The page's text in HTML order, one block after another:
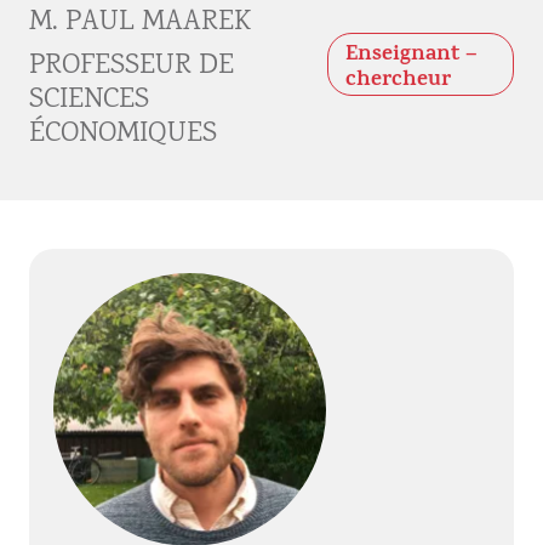
M. PAUL MAAREK
PROFESSEUR DE
SCIENCES
ÉCONOMIQUES
Enseignant –
chercheur